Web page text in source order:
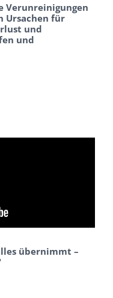
Verunreinigungen
Ursachen für
und
und
übernimmt –